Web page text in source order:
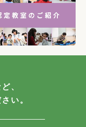
、
い。